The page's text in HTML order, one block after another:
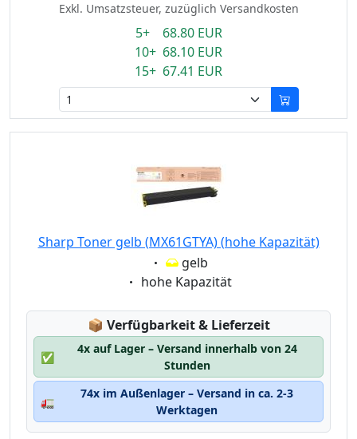
Exkl. Umsatzsteuer, zuzüglich Versandkosten
5+ 68.80 EUR
10+ 68.10 EUR
15+ 67.41 EUR
Sharp Toner gelb (MX61GTYA) (hohe Kapazität)
Eigenschaft:
gelb
Eigenschaft:
hohe Kapazität
📦 Lagerstatus:
Verfügbarkeit & Lieferzeit
✅
4x auf Lager – Versand innerhalb von 24
Stunden
🚛
74x im Außenlager – Versand in ca. 2-3
Werktagen